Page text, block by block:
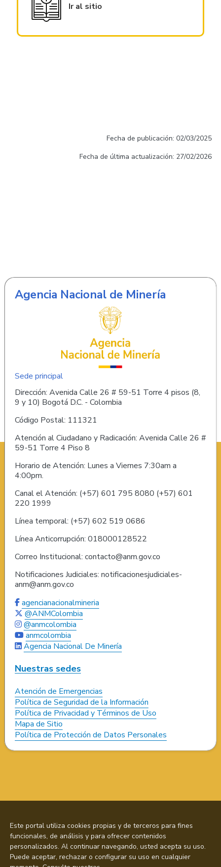
Ir al sitio
Fecha de publicación: 02/03/2025
Fecha de última actualización: 27/02/2026
Agencia Nacional de Minería
Sede principal
Dirección: Avenida Calle 26 # 59-51 Torre 4 pisos (8,
9 y 10) Bogotá D.C. - Colombia
Código Postal: 111321
Atención al Ciudadano y Radicación: Avenida Calle 26 #
59-51 Torre 4 Piso 8
Horario de Atención: Lunes a Viernes 7:30am a
4:00pm.
Canal el Atención: (+57) 601 795 8080 (+57) 601
220 1999
Línea temporal: (+57) 602 519 0686
Línea Anticorrupción: 018000128522
Correo Institucional: contacto@anm.gov.co
Notificaciones Judiciales: notificacionesjudiciales-
anm@anm.gov.co
agencianacionalmineria
@ANMColombia
@anmcolombia
anmcolombia
Agencia Nacional De Minería
Nuestras sedes
Atención de Emergencias
Política de Seguridad de la Información
Política de Privacidad y Términos de Uso
Mapa de Sitio
Política de Protección de Datos Personales
Este portal utiliza cookies propias y de terceros para fines
funcionales, de análisis y para ofrecer contenidos
personalizados. Al continuar navegando, usted acepta su uso.
Puede aceptar, rechazar o configurar su uso en cualquier